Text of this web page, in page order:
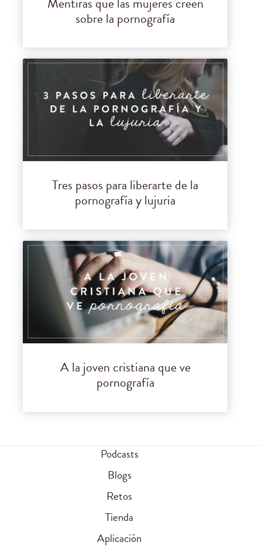
sobre la pornografía
Tres pasos para liberarte de la
pornografía y lujuria
A la joven cristiana que ve
pornografía
Podcasts
Blogs
Retos
Tienda
Aplicación